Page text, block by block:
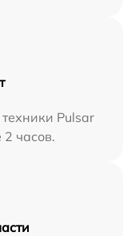
Pulsar
часов.